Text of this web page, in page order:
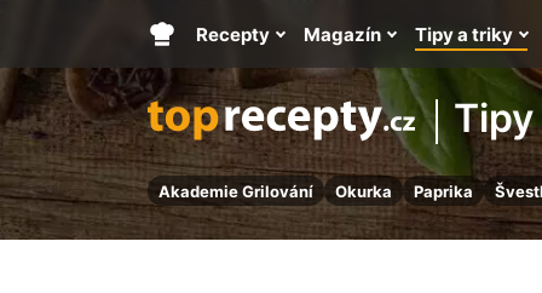
Akademie Grilování Okurka Paprika
Hlavní
stránka
Recepty Magazín Tipy a triky